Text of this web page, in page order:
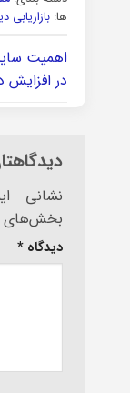
ها: بازاریابی
اهمیت
در افزایش
نشانی
بخش‌های
دیدگاه *